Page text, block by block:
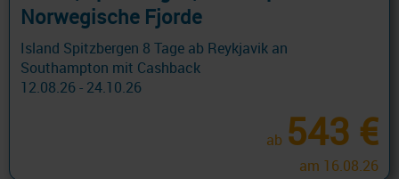
Norwegische Fjorde
Island Spitzbergen 8 Tage ab Reykjavik an
Southampton mit Cashback
12.08.26 - 24.10.26
ab 543 €
am 16.08.26